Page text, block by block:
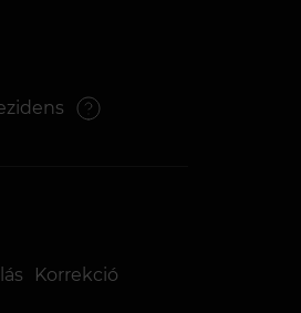
Korrekció